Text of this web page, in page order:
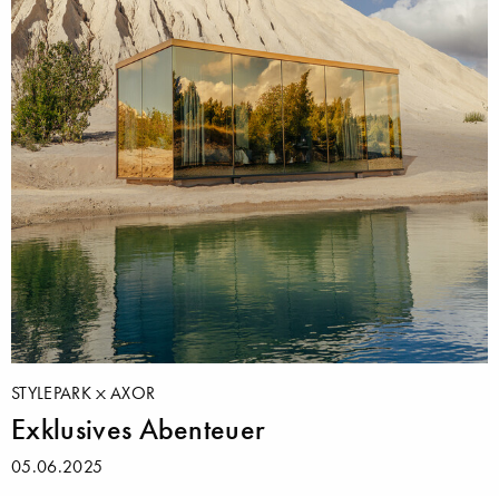
STYLEPARK AXOR
Exklusives Abenteuer
05.06.2025